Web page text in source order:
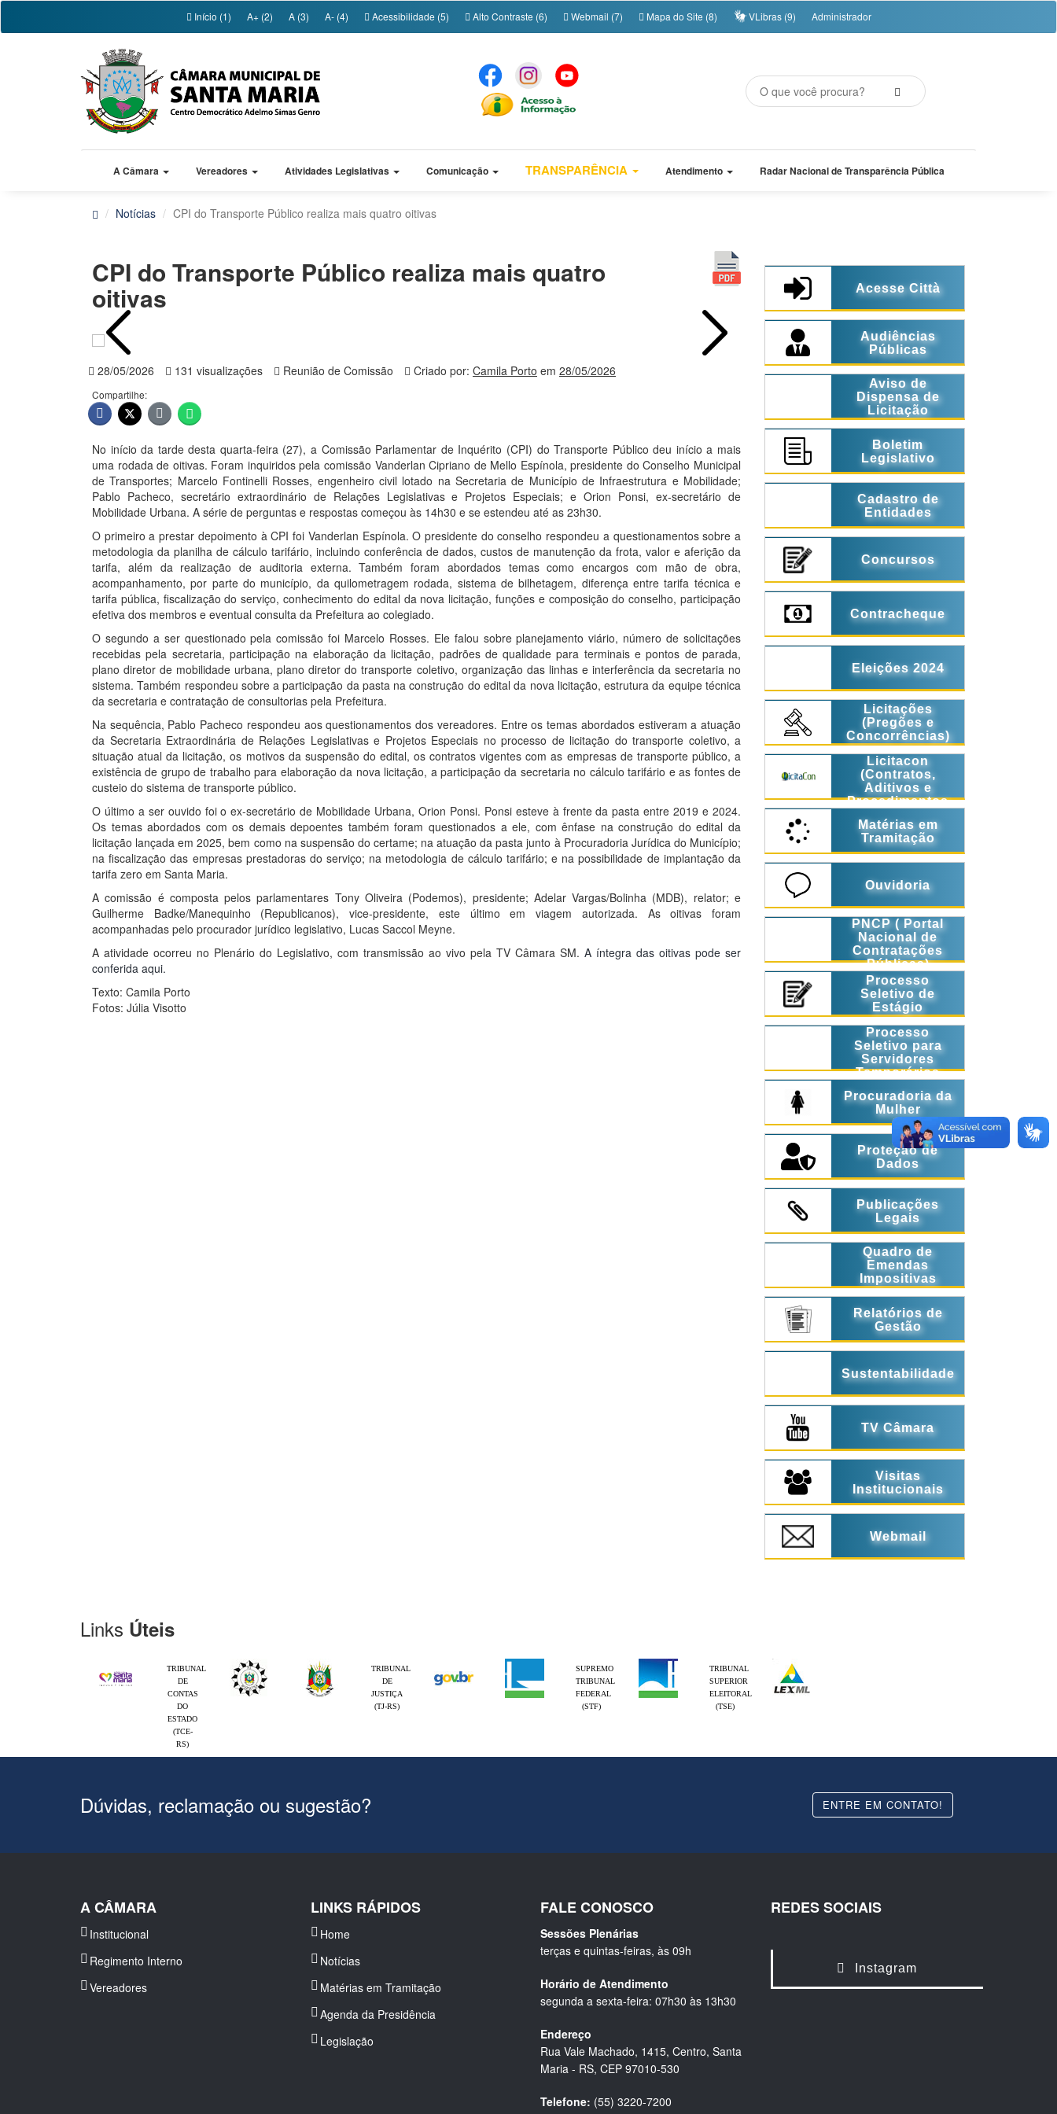
Início (1) A+ (2) A (3) A- (4) Acessibilidade (5) Alto Contraste (6) Webmail (7) Mapa do Site (8) VLibras (9) Administrador
A Câmara Vereadores Atividades Legislativas Comunicação TRANSPARÊNCIA Atendimento Radar Nacional de Transparência Pública
Notícias CPI do Transporte Público realiza mais quatro oitivas
CPI do Transporte Público realiza mais quatro
oitivas
28/05/2026 131 visualizações Reunião de Comissão Criado por: Camila Porto em 28/05/2026
Compartilhe:
No início da tarde desta quarta-feira (27), a Comissão Parlamentar de Inquérito (CPI) do Transporte Público deu início a mais
uma rodada de oitivas. Foram inquiridos pela comissão Vanderlan Cipriano de Mello Espínola, presidente do Conselho Municipal
de Transportes; Marcelo Fontinelli Rosses, engenheiro civil lotado na Secretaria de Município de Infraestrutura e Mobilidade;
Pablo Pacheco, secretário extraordinário de Relações Legislativas e Projetos Especiais; e Orion Ponsi, ex-secretário de
Mobilidade Urbana. A série de perguntas e respostas começou às 14h30 e se estendeu até as 23h30.
O primeiro a prestar depoimento à CPI foi Vanderlan Espínola. O presidente do conselho respondeu a questionamentos sobre a
metodologia da planilha de cálculo tarifário, incluindo conferência de dados, custos de manutenção da frota, valor e aferição da
tarifa, além da realização de auditoria externa. Também foram abordados temas como encargos com mão de obra,
acompanhamento, por parte do município, da quilometragem rodada, sistema de bilhetagem, diferença entre tarifa técnica e
tarifa pública, fiscalização do serviço, conhecimento do edital da nova licitação, funções e composição do conselho, participação
efetiva dos membros e eventual consulta da Prefeitura ao colegiado.
O segundo a ser questionado pela comissão foi Marcelo Rosses. Ele falou sobre planejamento viário, número de solicitações
recebidas pela secretaria, participação na elaboração da licitação, padrões de qualidade para terminais e pontos de parada,
plano diretor de mobilidade urbana, plano diretor do transporte coletivo, organização das linhas e interferência da secretaria no
sistema. Também respondeu sobre a participação da pasta na construção do edital da nova licitação, estrutura da equipe técnica
da secretaria e contratação de consultorias pela Prefeitura.
Na sequência, Pablo Pacheco respondeu aos questionamentos dos vereadores. Entre os temas abordados estiveram a atuação
da Secretaria Extraordinária de Relações Legislativas e Projetos Especiais no processo de licitação do transporte coletivo, a
situação atual da licitação, os motivos da suspensão do edital, os contratos vigentes com as empresas de transporte público, a
existência de grupo de trabalho para elaboração da nova licitação, a participação da secretaria no cálculo tarifário e as fontes de
custeio do sistema de transporte público.
O último a ser ouvido foi o ex-secretário de Mobilidade Urbana, Orion Ponsi. Ponsi esteve à frente da pasta entre 2019 e 2024.
Os temas abordados com os demais depoentes também foram questionados a ele, com ênfase na construção do edital da
licitação lançada em 2025, bem como na suspensão do certame; na atuação da pasta junto à Procuradoria Jurídica do Município;
na fiscalização das empresas prestadoras do serviço; na metodologia de cálculo tarifário; e na possibilidade de implantação da
tarifa zero em Santa Maria.
A comissão é composta pelos parlamentares Tony Oliveira (Podemos), presidente; Adelar Vargas/Bolinha (MDB), relator; e
Guilherme Badke/Manequinho (Republicanos), vice-presidente, este último em viagem autorizada. As oitivas foram
acompanhadas pelo procurador jurídico legislativo, Lucas Saccol Meyne.
A atividade ocorreu no Plenário do Legislativo, com transmissão ao vivo pela TV Câmara SM. A íntegra das oitivas pode ser
conferida aqui.
Texto: Camila Porto
Fotos: Júlia Visotto
Acesse Città
Audiências
Públicas
Aviso de
Dispensa de
Licitação
Boletim
Legislativo
Cadastro de
Entidades
Concursos
Contracheque
Eleições 2024
Licitações
(Pregões e
Concorrências)
Licitacon
(Contratos,
Aditivos e
Procedimentos
Matérias em
Tramitação
Ouvidoria
PNCP ( Portal
Nacional de
Contratações
Públicas)
Processo
Seletivo de
Estágio
Processo
Seletivo para
Servidores
Temporários
Procuradoria da
Mulher
Proteção de
Dados
Publicações
Legais
Quadro de
Emendas
Impositivas
Relatórios de
Gestão
Sustentabilidade
TV Câmara
Visitas
Institucionais
Webmail
Links Úteis
TRIBUNAL
DE
CONTAS
DO
ESTADO
(TCE-
RS)
TRIBUNAL
DE
JUSTIÇA
(TJ-RS)
SUPREMO
TRIBUNAL
FEDERAL
(STF)
TRIBUNAL
SUPERIOR
ELEITORAL
(TSE)
Dúvidas, reclamação ou sugestão? ENTRE EM CONTATO!
A CÂMARA
Institucional
Regimento Interno
Vereadores
LINKS RÁPIDOS
Home
Notícias
Matérias em Tramitação
Agenda da Presidência
Legislação
FALE CONOSCO
Sessões Plenárias
terças e quintas-feiras, às 09h
Horário de Atendimento
segunda a sexta-feira: 07h30 às 13h30
Endereço
Rua Vale Machado, 1415, Centro, Santa
Maria - RS, CEP 97010-530
Telefone: (55) 3220-7200
REDES SOCIAIS
Instagram